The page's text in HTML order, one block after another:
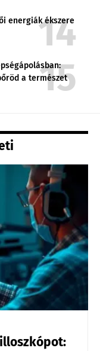
energiák ékszere
a természet